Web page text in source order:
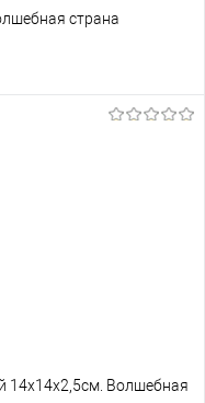
страна
14х14х2,5см. Волшебная